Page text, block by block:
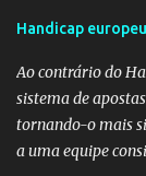
o
s
Handicap
Ao contrário do
sistema de
tornando-o mais
a uma equipe